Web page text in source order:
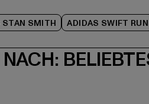
STAN SMITH ADIDAS SWIFT RUN